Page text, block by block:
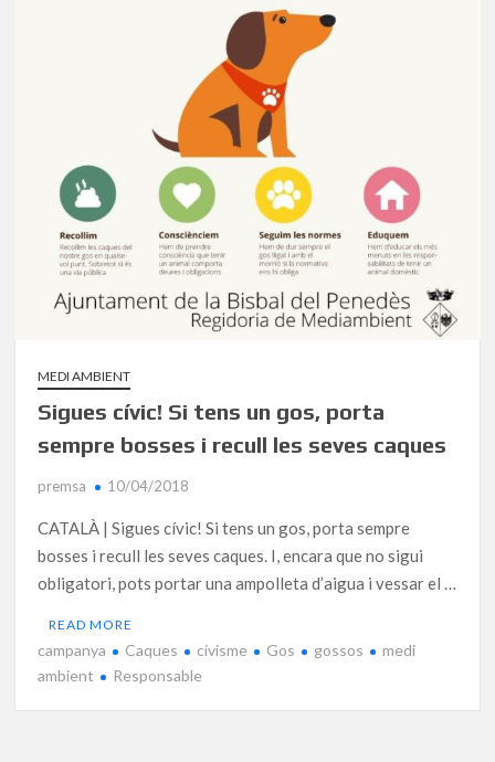
MEDI AMBIENT
Sigues cívic! Si tens un gos, porta
sempre bosses i recull les seves caques
premsa 10/04/2018
CATALÀ | Sigues cívic! Si tens un gos, porta sempre
bosses i recull les seves caques. I, encara que no sigui
obligatori, pots portar una ampolleta d’aigua i vessar el …
READ MORE
campanya Caques civisme Gos gossos
medi
ambient
Responsable